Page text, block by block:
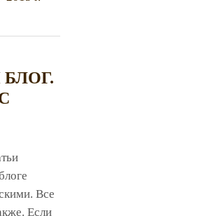
Все
Если